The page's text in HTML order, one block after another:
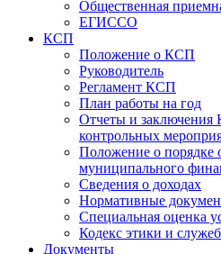
Общественная
ЕГИССО
КСП
Положение о КСП
Руководитель
Регламент КСП
План работы на год
Отчеты и
контрольных
Положение о порядке
муниципального
Сведения о доходах
Нормативные
Специальная оценка
Кодекс этики и
Документы